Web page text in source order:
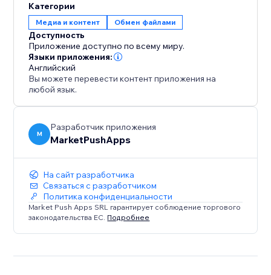
динамическому определению файлов и
интуитивной панели настроек вы сможете легко
управлять документами и делиться ими со своей
аудиторией.
Категории
Медиа и контент Обмен файлами
Доступность
Приложение доступно по всему миру.
Языки приложения:
Английский
Вы можете перевести контент приложения на
любой язык.
M
Разработчик приложения
MarketPushApps
На сайт разработчика
Связаться с разработчиком
Политика конфиденциальности
Market Push Apps SRL гарантирует соблюдение торгового
законодательства ЕС. Подробнее